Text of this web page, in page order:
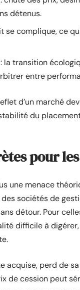
détenus.
se complique, ce
: la transition
entre
d’un marché
du
pour
une menace
sociétés de
détour. Pour
difficile à
acquise, perd de
de cession peut